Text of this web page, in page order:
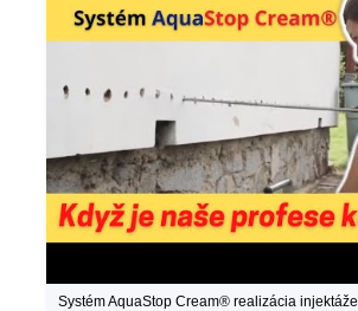
Systém AquaStop Cream® realizácia injektáže